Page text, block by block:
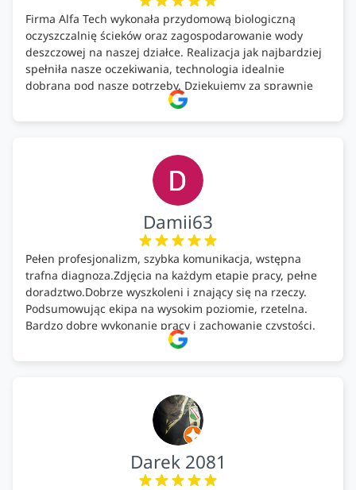
Firma Alfa Tech wykonała przydomową biologiczną
oczyszczalnię ścieków oraz zagospodarowanie wody
deszczowej na naszej działce. Realizacja jak najbardziej
spełniła nasze oczekiwania, technologia idealnie
dobrana pod nasze potrzeby. Dziękujemy za sprawnie
wykonany montaż w świetnej atmosferze! Polecam!
Damii63
Pełen profesjonalizm, szybka komunikacja, wstępna
trafna diagnoza.Zdjęcia na każdym etapie pracy, pełne
doradztwo.Dobrze wyszkoleni i znający się na rzeczy.
Podsumowując ekipa na wysokim poziomie, rzetelna.
Bardzo dobre wykonanie pracy i zachowanie czystości.
Darek 2081